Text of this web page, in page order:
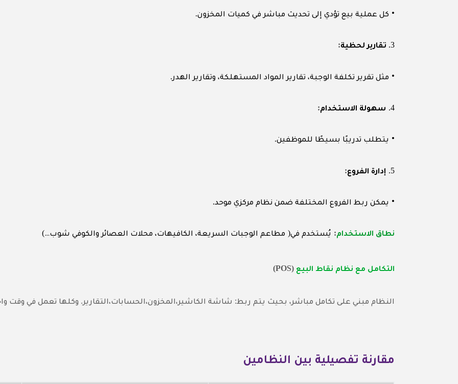
• كل عملية بيع تؤدي إلى تحديث مباشر في كميات المخزون.
3. تقارير لحظية:
• مثل تقرير تكلفة الوجبة، تقارير المواد المستهلكة، وتقارير الهدر.
4. سهولة الاستخدام:
• يتطلب تدريبًا بسيطًا للموظفين.
5. إدارة الفروع:
• يمكن ربط الفروع المختلفة ضمن نظام مركزي موحد.
نطاق الاستخدام: يُستخدم في( مطاعم الوجبات السريعة،الكافيهات،محلات العصائر والكوفي شوب…)
التكامل مع نظام نقاط البيع (POS)
النظام مبني على تكامل مباشر، بحيث يتم ربط: شاشة الكاشير،المخزون،الحسابات،التقارير. وكلها تعمل في وقت
مقارنة تفصيلية بين النظامين